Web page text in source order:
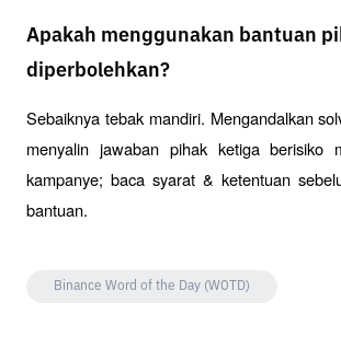
Apakah menggunakan bantuan
diperbolehkan?
Sebaiknya tebak mandiri. Mengandalkan
menyalin jawaban pihak ketiga berisiko
kampanye; baca syarat & ketentuan
bantuan.
Binance Word of the Day (WOTD)